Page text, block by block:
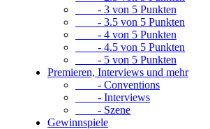
- 3 von 5 Punkten
- 3.5 von 5 Punkten
- 4 von 5 Punkten
- 4.5 von 5 Punkten
- 5 von 5 Punkten
Premieren, Interviews und mehr
- Conventions
- Interviews
- Szene
Gewinnspiele